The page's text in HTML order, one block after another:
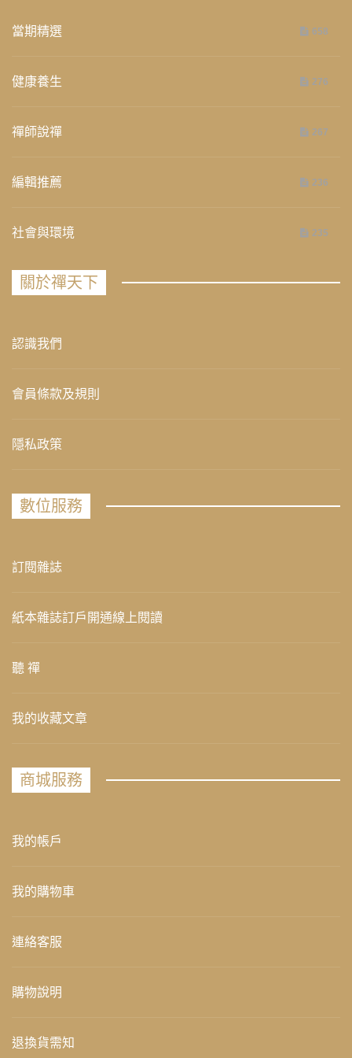
當期精選 658
健康養生 276
禪師說禪 267
編輯推薦 236
社會與環境 235
關於禪天下
認識我們
會員條款及規則
隱私政策
數位服務
訂閱雜誌
紙本雜誌訂戶開通線上閱讀
聽 禪
我的收藏文章
商城服務
我的帳戶
我的購物車
連絡客服
購物說明
退換貨需知